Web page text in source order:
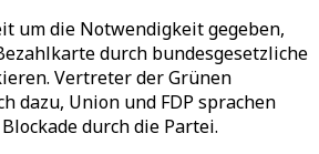
um die Notwendigkeit gegeben,
durch bundesgesetzliche
Vertreter der Grünen
dazu, Union und FDP sprachen
durch die Partei.